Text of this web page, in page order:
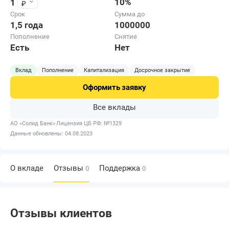
1 ₽ 10%
Срок
1,5 года
Сумма до
1000000
Пополнение
Есть
Снятие
Нет
Вклад Пополнение Капитализация Досрочное закрытие
Оформитьзаявку
Все вклады
АО «Солид Банк»Лицензия ЦБ РФ: №1329
Данные обновлены: 04.08.2023
О вкладе Отзывы 0 Поддержка 0
Отзывы клиентов